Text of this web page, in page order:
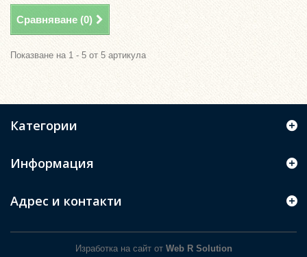
Сравняване (0)
Показване на 1 - 5 от 5 артикула
Категории
Информация
Изработка на сайт от Web R Solution
Адрес и контакти